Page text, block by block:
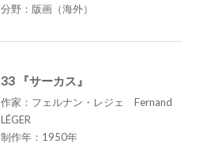
分野：版画（海外）
33 『サーカス』
作家：フェルナン・レジェ Fernand
LÉGER
制作年：1950年